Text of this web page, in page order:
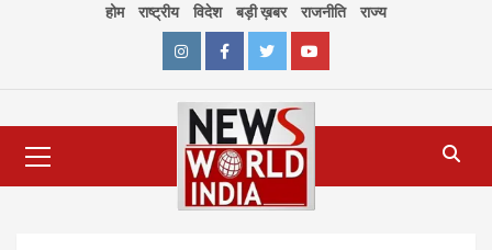
होम राष्ट्रीय विदेश बड़ी ख़बर राजनीति राज्य
InstagramFacebookTwitterYoutube
Menu